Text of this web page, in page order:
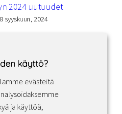
2024 uutuudet
syyskuun, 2024
Instagram LinkedIn
käyttö?
evästeitä
ja käyttöä,